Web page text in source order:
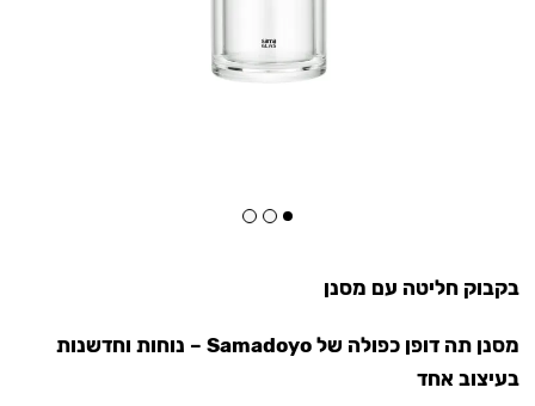
בקבוק חליטה עם מסנן
מסנן תה דופן כפולה של Samadoyo – נוחות וחדשנות
בעיצוב אחד